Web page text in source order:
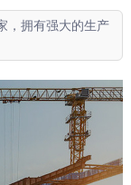
，拥有强大的生产